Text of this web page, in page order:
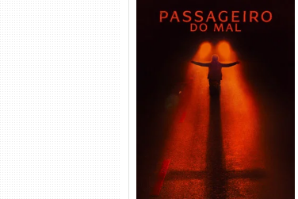
Passageiro do Mal Torrent
(2026) WEB-DL 1080p Dual
Áudio